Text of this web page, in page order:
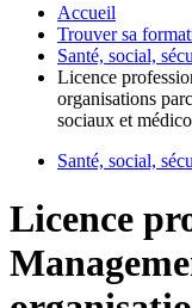
Accueil
Trouver sa
Santé, social,
Licence
organisations
sociaux et
Santé, social,
Licence